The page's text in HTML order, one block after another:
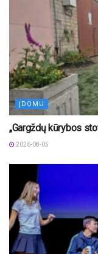
ĮDOMU
„Gargždų kūrybos
2026-08-05